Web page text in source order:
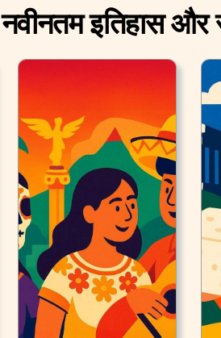
नवीनतम इतिहास और